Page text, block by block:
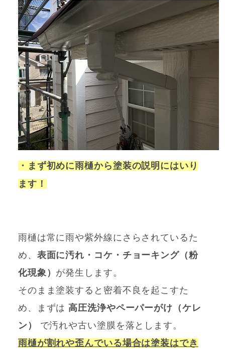
・まず初めに雨樋から塗装の説明にはいり
ます！
雨樋は常に雨や紫外線にさらされているた
め、 表面に汚れ・コケ・チョーキング（粉
化現象） が発生します。
そのまま塗装すると密着不良を起こすた
め、まずは 高圧洗浄やペーパーがけ（ケレ
ン）
で汚れや古い塗膜を落とします。
雨樋が割れや歪んでいる場合は塗装はでき